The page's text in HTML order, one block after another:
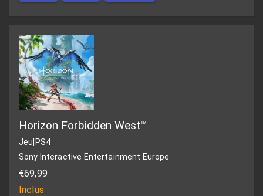
Horizon Forbidden West™
Jeu PS4
Sony Interactive Entertainment Europe
€69,99
Inclus